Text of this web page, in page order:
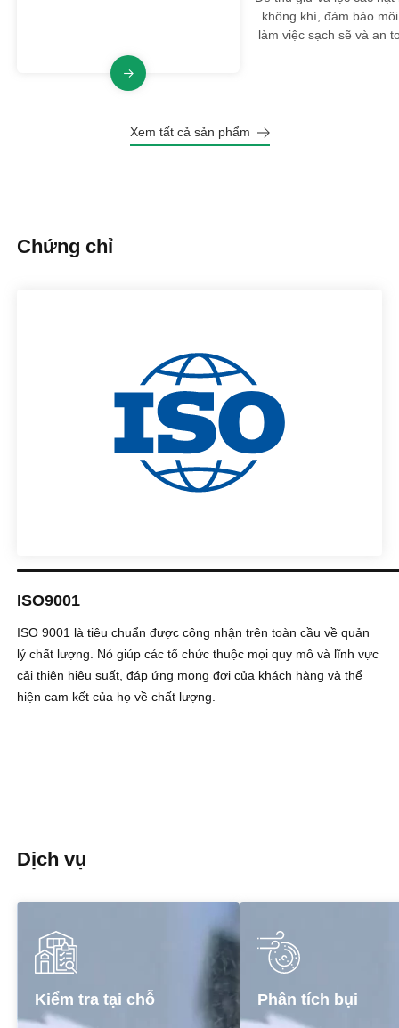
không khí, đảm bảo
làm việc sạch sẽ và an
Xem tất cả sản phẩm
Chứng chỉ
ISO9001
ISO 9001 là tiêu chuẩn được công nhận trên toàn cầu về quản
lý chất lượng. Nó giúp các tổ chức thuộc mọi quy mô và lĩnh vực
cải thiện hiệu suất, đáp ứng mong đợi của khách hàng và thể
hiện cam kết của họ về chất lượng.
Dịch vụ
Kiểm tra tại chỗ Phân tích bụi